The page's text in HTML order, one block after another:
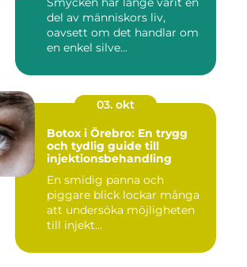
del av människors liv,
oavsett om det handlar om
en enkel silve...
03. okt
Botox i Örebro: En trygg
och tydlig guide till
injektionsbehandling
En smidig panna och
piggare blick lockar många
att undersöka möjligheten
till injekt...